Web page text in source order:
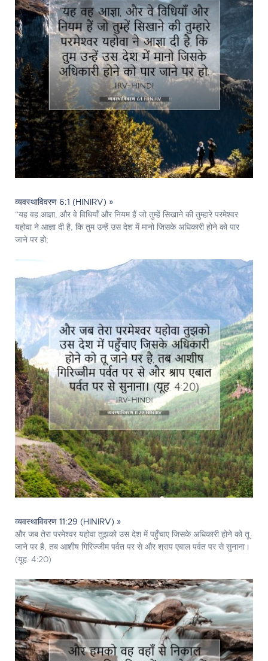
व्यवस्थाविवरण 6:1 (HINIRV) »
“यह वह आज्ञा, और वे विधियाँ और नियम हैं जो तुम्हें सिखाने की तुम्हारे परमेश्‍वर
यहोवा ने आज्ञा दी है, कि तुम उन्हें उस देश में मानो जिसके अधिकारी होने को पार
जाने पर हो;
व्यवस्थाविवरण 11:29 (HINIRV) »
और जब तेरा परमेश्‍वर यहोवा तुझको उस देश में पहुँचाए जिसके अधिकारी होने को तू
जाने पर है, तब आशीष गिरिज्जीम पर्वत पर से और श्राप एबाल पर्वत पर से सुनाना।
(यूह. 4:20)